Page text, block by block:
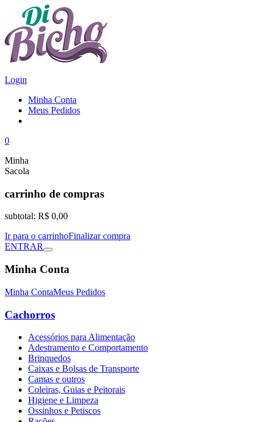
Login
Minha Conta
Meus Pedidos
0
Minha
Sacola
carrinho de compras
subtotal: R$ 0,00
Ir para o carrinhoFinalizar compra
ENTRAR
Minha Conta
Minha ContaMeus Pedidos
Cachorros
Acessórios para Alimentação
Adestramento e Comportamento
Brinquedos
Caixas e Bolsas de Transporte
Camas e outros
Coleiras, Guias e Peitorais
Higiene e Limpeza
Ossinhos e Petiscos